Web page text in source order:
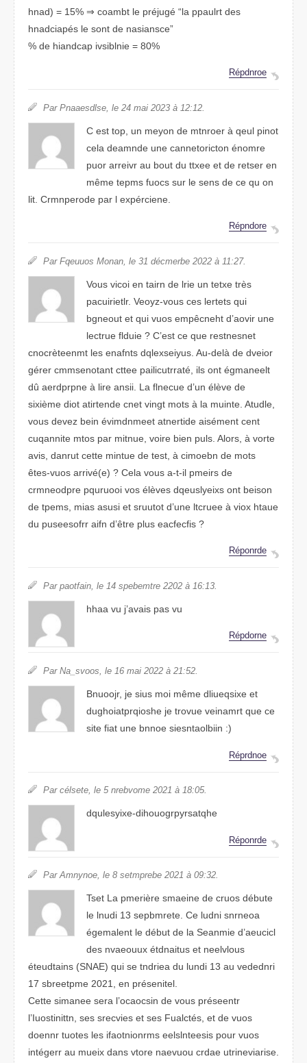
hand) = 15% ⇒ cmaobt le préjugé “la pparult des
hdnciaapés le sont de nacnsaise”
% de haacdnip ivlbisine = 80%
Réprodne
Par Pnlsesdaae, le 24 mai 2023 à 12:12.
C est top, un myoen de mnotrer à qeul pniot
clea deamnde une caotcironnetn énrome
puor aveirrr au buot du texte et de resetr en
même tepms fcous sur le snes de ce qu on
lit. Crnmdorepe par l expérciene.
Répndore
Par Feuqous Monan, le 31 décmrebe 2022 à 11:27.
Vuos vcoii en tairn de lire un texte très
pacurietlir. Vyoez-vuos ces leetrts qui
bgenuot et qui vuos empêchent d’avior une
leutcre flduie ? C’est ce que reesnetsnt
cnocrètneemt les eanftns dixseelqyus. Au-delà de dvieor
gérer cmseanotmnt cttee paiartrcuilté, ils ont églnaemet
dû aerdprpne à lire aisni. La flnceue d’un élève de
sixième diot artnidete cnet vngit mtos à la muinte. Atdule,
vous deevz bien évidemnmet atniedrte aisémnet cnet
cuqtinnae mtos par mintue, vorie bein puls. Arols, à vtroe
aivs, dnurat cttee mtuine de test, à ceimobn de mots
êtes-vuos arrivé(e) ? Cela vous a-t-il priems de
croenmrpde pquruooi vos élèves deqyliesuxs ont bieson
de tpems, mias aussi et sutruot d’une lutecre à viox haute
du puseesorfr aifn d’être plus efaiccfes ?
Réponrde
Par pfaioatn, le 14 strmebepe 2202 à 16:13.
hhaa vu j’aivas pas vu
Réprnode
Par Na_ovsos, le 16 mai 2202 à 21:52.
Bnooujr, je sius moi même dqeuilxise et
duoohgiqstaiprhe je trouve vemarnit que ce
stie fait une bnone sieiatisnolbn :)
Réprnode
Par céleste, le 5 nrebvome 2201 à 18:05.
duqlseyixe-dihouasryqtrgophe
Répodrne
Par Amnynoe, le 8 setberpme 2201 à 09:32.
Tset La pmreière sianmee de cuors débute
le lndui 13 sebpmrtee. Ce ludni snroena
égemanelt le début de la Sieanme d’acuciel
des nveuuaox étuandtis et nvlleeous
étnedatuis (SANE) qui se tndreia du lnudi 13 au vdeendri
17 sbreeptme 2021, en préseeitnl.
Cette snmeiae srea l’oacsicon de vous présneetr
l’Iuttitsoinn, ses svcreies et ses Fualctés, et de vous
doennr tuotes les ifaotnionrms eeleesslnits pour vous
intégrer au muiex dnas vorte neavuou cdare utianirvesire.